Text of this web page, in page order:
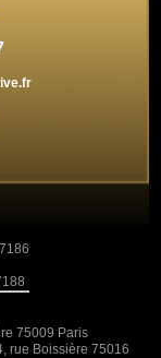
75009 Paris
rue Boissière 75016